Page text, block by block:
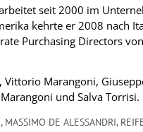
seit 2000 im
kehrte er 2008 nach
Purchasing Directors
Marangoni,
und Salva Torrisi.
, MASSIMO DE ALESSANDRI,